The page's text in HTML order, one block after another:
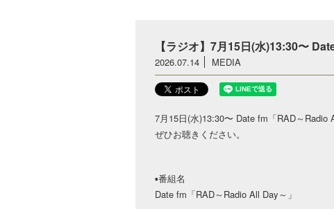
【ラジオ】7月15日(水)13:30〜
2026.07.14 MEDIA
7月15日(水)13:30〜 Date fm「RAD～Radio
ぜひお聴きください。
▪︎番組名
Date fm「RAD～Radio All Day～」